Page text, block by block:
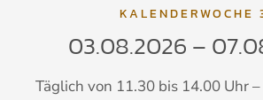
KALENDERWOCHE
03.08.2026 –
Täglich von 11.30 bis 14.00 Uhr